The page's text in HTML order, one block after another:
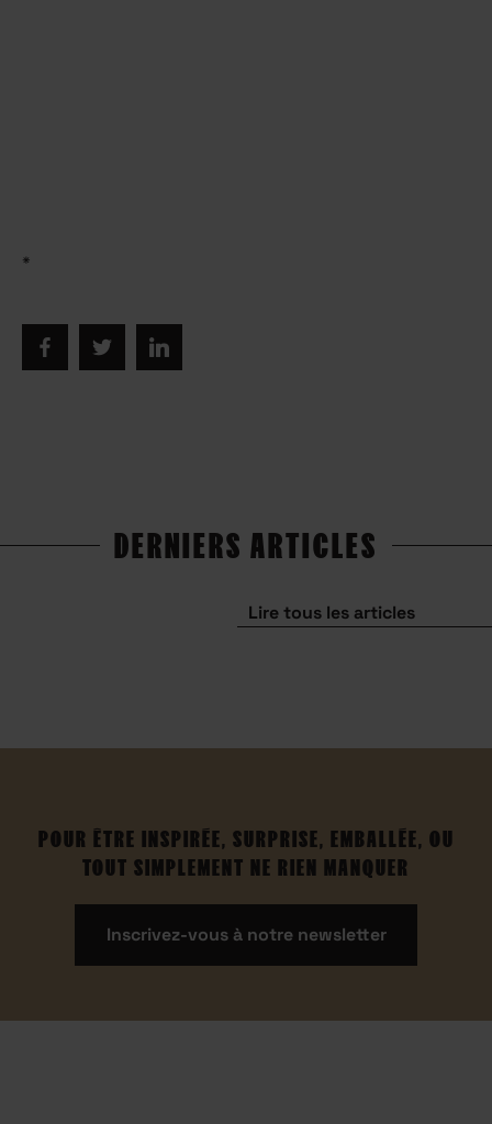
*
DERNIERS ARTICLES
Lire tous les articles
POUR ÊTRE INSPIRÉE, SURPRISE, EMBALLÉE, OU
TOUT SIMPLEMENT NE RIEN MANQUER
Inscrivez-vous à notre newsletter